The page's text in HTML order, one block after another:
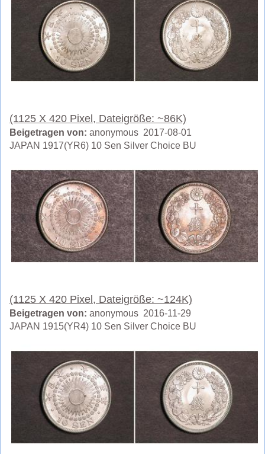
(1125 X 420 Pixel, Dateigröße: ~86K)
Beigetragen von: anonymous 2017-08-01
JAPAN 1917(YR6) 10 Sen Silver Choice BU
(1125 X 420 Pixel, Dateigröße: ~124K)
Beigetragen von: anonymous 2016-11-29
JAPAN 1915(YR4) 10 Sen Silver Choice BU